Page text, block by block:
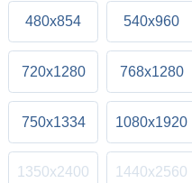
480x854 540x960
720x1280 768x1280
750x1334 1080x1920
1350x2400 1440x2560